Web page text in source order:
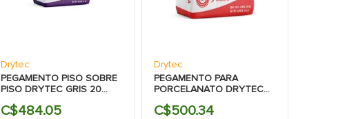
Drytec
PEGAMENTO PISO SOBRE
PISO DRYTEC GRIS 20
C$484.05
Drytec
PEGAMENTO PARA
PORCELANATO DRYTEC
C$500.34